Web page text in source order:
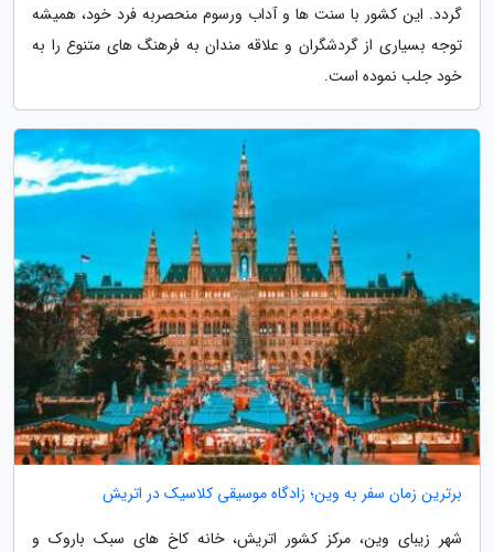
گردد. این کشور با سنت ها و آداب ورسوم منحصربه فرد خود، همیشه
توجه بسیاری از گردشگران و علاقه مندان به فرهنگ های متنوع را به
خود جلب نموده است.
برترین زمان سفر به وین؛ زادگاه موسیقی کلاسیک در اتریش
شهر زیبای وین، مرکز کشور اتریش، خانه کاخ های سبک باروک و